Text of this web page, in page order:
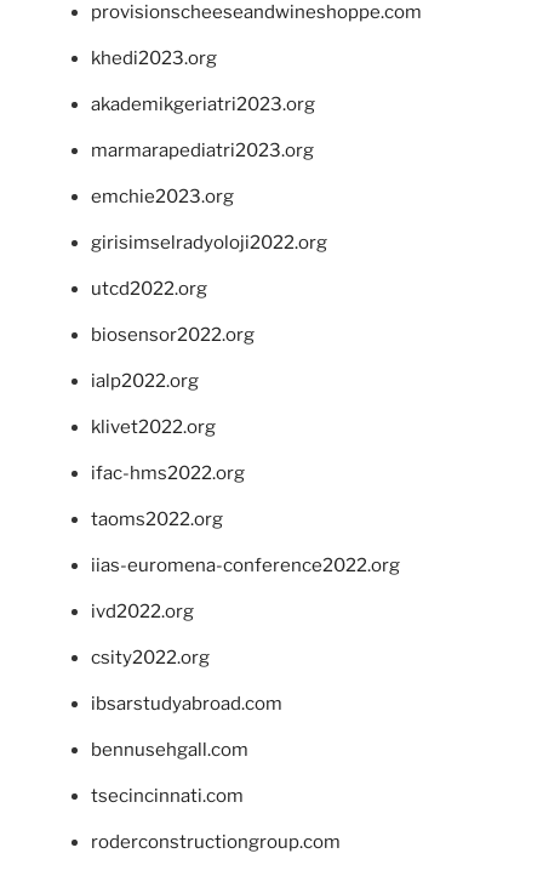
provisionscheeseandwineshoppe.com
khedi2023.org
akademikgeriatri2023.org
marmarapediatri2023.org
emchie2023.org
girisimselradyoloji2022.org
utcd2022.org
biosensor2022.org
ialp2022.org
klivet2022.org
ifac-hms2022.org
taoms2022.org
iias-euromena-conference2022.org
ivd2022.org
csity2022.org
ibsarstudyabroad.com
bennusehgall.com
tsecincinnati.com
roderconstructiongroup.com